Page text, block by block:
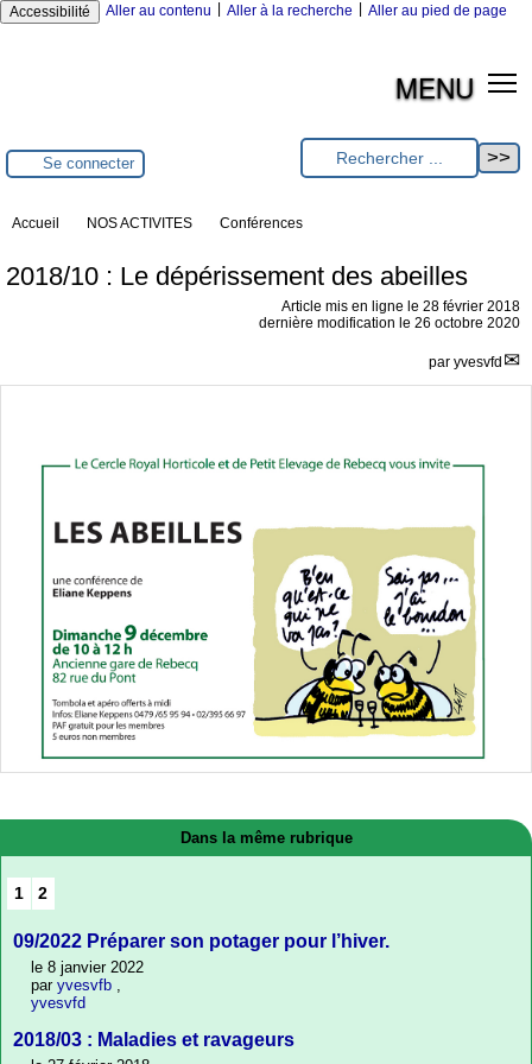
Accessibilité Aller au contenu Aller à la recherche Aller au pied de page
MENU
Se connecter
Accueil NOS ACTIVITES Conférences
2018/10 : Le dépérissement des abeilles
Article mis en ligne le 28 février 2018
dernière modification le 26 octobre 2020
par yvesvfd
Dans la même rubrique
1 2
09/2022 Préparer son potager pour l’hiver.
le 8 janvier 2022
par yvesvfb ,
yvesvfd
2018/03 : Maladies et ravageurs